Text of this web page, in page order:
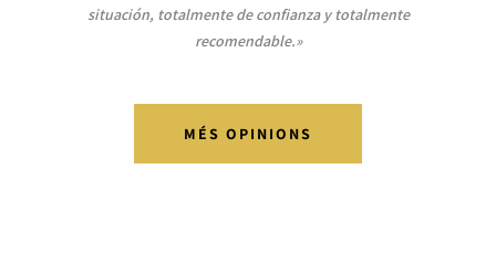
situación, totalmente de confianza y totalmente
recomendable.»
MÉS OPINIONS